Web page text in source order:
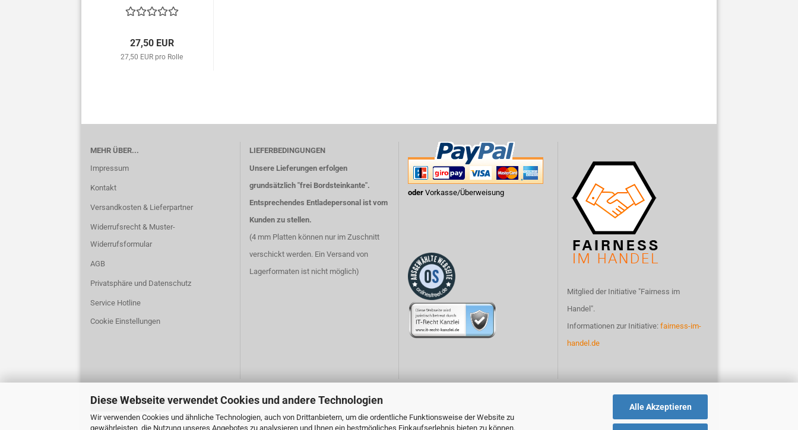
Diese Webseite verwendet Cookies und andere Technologien
Wir verwenden Cookies und ähnliche Technologien, auch von Drittanbietern, um die ordentliche Funktionsweise der Website zu
gewährleisten, die Nutzung unseres Angebotes zu analysieren und Ihnen ein bestmögliches Einkaufserlebnis bieten zu können.
Alle Akzeptieren
27,50 EUR
27,50 EUR pro Rolle
MEHR ÜBER...
Impressum
Kontakt
Versandkosten & Lieferpartner
Widerrufsrecht & Muster-
Widerrufsformular
AGB
Privatsphäre und Datenschutz
Service Hotline
Cookie Einstellungen
LIEFERBEDINGUNGEN
Unsere Lieferungen erfolgen
grundsätzlich "frei Bordsteinkante".
Entsprechendes Entladepersonal ist vom
Kunden zu stellen.
(4 mm Platten können nur im Zuschnitt
verschickt werden. Ein Versand von
Lagerformaten ist nicht möglich)
oder Vorkasse/Überweisung
Mitglied der Initiative "Fairness im
Handel".
Informationen zur Initiative: fairness-im-
handel.de
Vertrag widerrufen